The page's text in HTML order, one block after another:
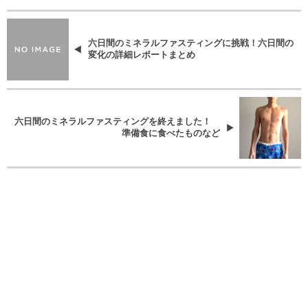
六日間のミネラルファスティングに挑戦！六日間の
変化の詳細レポートまとめ
六日間のミネラルファスティングを終えました！
準備食に食べたものなど